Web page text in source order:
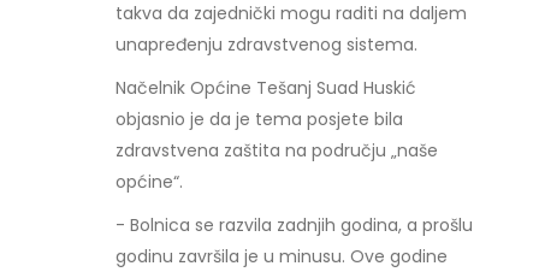
takva da zajednički mogu raditi na daljem
unapređenju zdravstvenog sistema.
Načelnik Općine Tešanj Suad Huskić
objasnio je da je tema posjete bila
zdravstvena zaštita na području „naše
općine“.
- Bolnica se razvila zadnjih godina, a prošlu
godinu završila je u minusu. Ove godine